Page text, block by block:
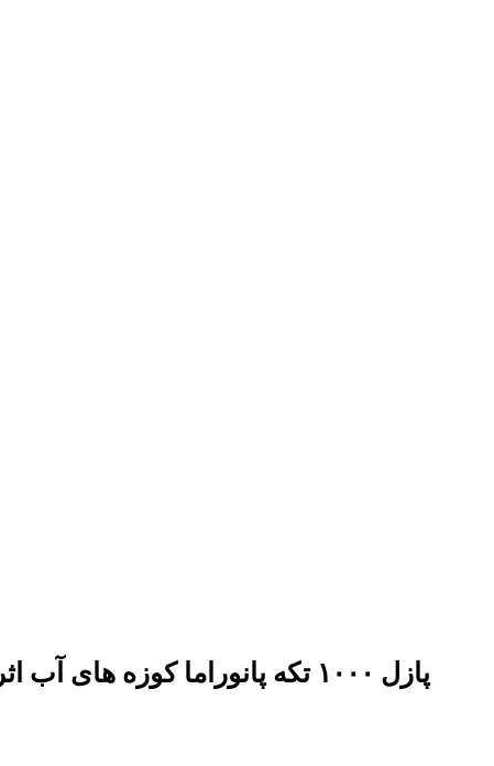
پازل ۱۰۰۰ تکه پانوراما کوزه های آب اثر جیمز لی